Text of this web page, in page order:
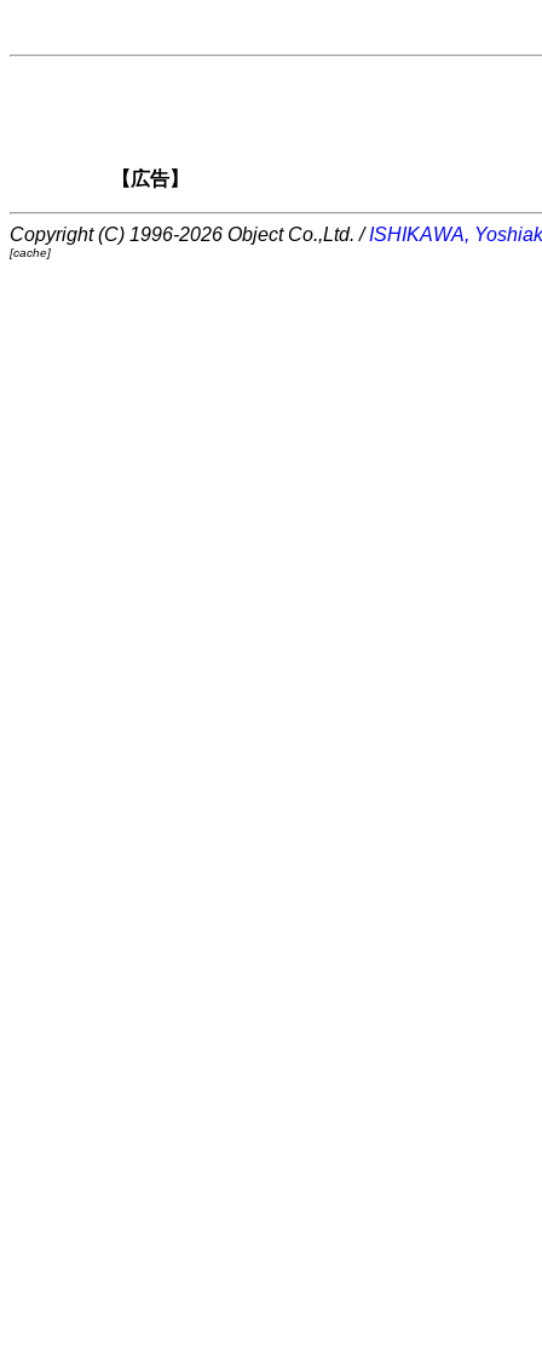
【広告】
Copyright (C) 1996-2026 Object Co.,Ltd. /ISHIKAWA,
[cache]